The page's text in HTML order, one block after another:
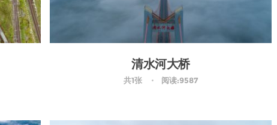
清水河大桥
共1张 阅读:9587